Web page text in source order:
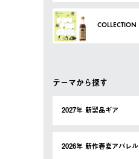
COLLECTION
テーマから探す
2027年 新製品ギア
2026年 新作春夏アパレル